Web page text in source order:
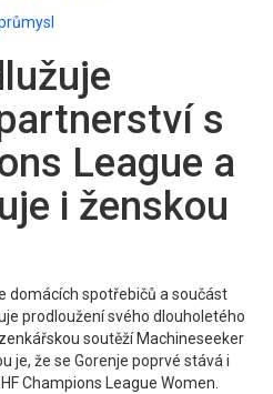
s
League a
i ženskou
domácích spotřebičů a součást
prodloužení svého dlouholetého
soutěží Machineseeker
je, že se Gorenje poprvé stává i
Champions League Women.